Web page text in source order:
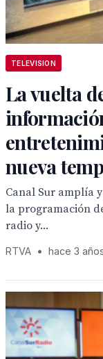
TELEVISION
La vuelta
nueva
Canal Sur amplía
la programación
radio y...
RTVA • hace 3